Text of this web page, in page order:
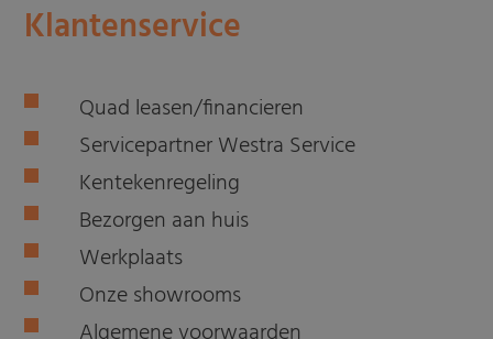
Klantenservice
Quad leasen/financieren
Servicepartner Westra Service
Kentekenregeling
Bezorgen aan huis
Werkplaats
Onze showrooms